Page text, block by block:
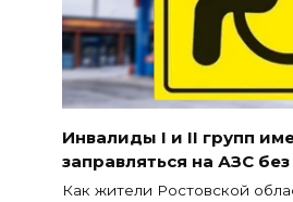
Инвалиды I и II групп
заправляться на АЗС
Как жители Ростовской